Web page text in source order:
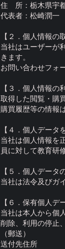
住 所：栃木県宇
代表者：松崎潤一
【２．個人情報の
当社はユーザーが
きます。
お問い合わせフォ
【３．個人情報の
取得した閲覧・購
購買履歴等の情報
【４．個人データ
当社は個人情報を
員に対して教育研
【５．個人データ
当社は法令及びガ
【６．保有個人デ
当社は本人から個
削除、利用の停止
（郵送）
送付先住所